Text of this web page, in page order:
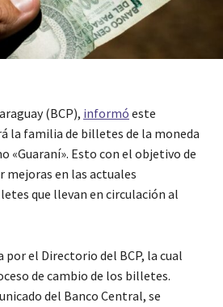
(BCP), informó este
la familia de billetes de la moneda
«Guaraní». Esto con el objetivo de
en las actuales
que llevan en circulación al
por el Directorio del BCP, la cual
de cambio de los billetes.
del Banco Central, se